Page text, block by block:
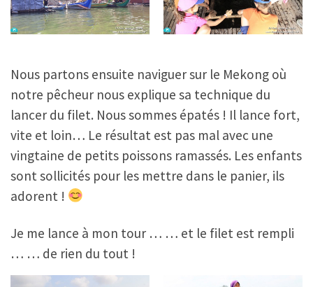
Nous partons ensuite naviguer sur le Mekong où
notre pêcheur nous explique sa technique du
lancer du filet. Nous sommes épatés ! Il lance fort,
vite et loin… Le résultat est pas mal avec une
vingtaine de petits poissons ramassés. Les enfants
sont sollicités pour les mettre dans le panier, ils
adorent !
Je me lance à mon tour … … et le filet est rempli
… … de rien du tout !